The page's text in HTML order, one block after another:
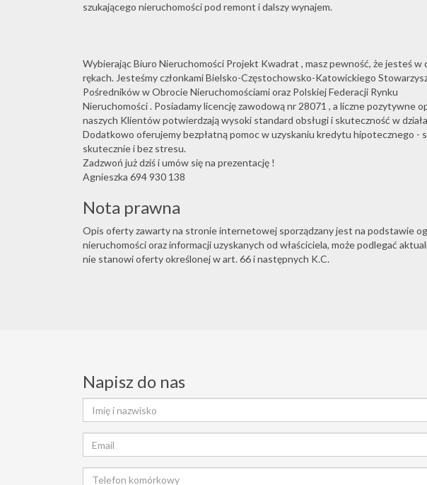
szukającego nieruchomości pod remont i dalszy wynajem.
Wybierając Biuro Nieruchomości Projekt Kwadrat , masz pewność, że jesteś w
rękach. Jesteśmy członkami Bielsko-Częstochowsko-Katowickiego
Pośredników w Obrocie Nieruchomościami oraz Polskiej Federacji Rynku
Nieruchomości . Posiadamy licencję zawodową nr 28071 , a liczne pozytywne
naszych Klientów potwierdzają wysoki standard obsługi i skuteczność w
Dodatkowo oferujemy bezpłatną pomoc w uzyskaniu kredytu hipotecznego -
skutecznie i bez stresu.
Zadzwoń już dziś i umów się na prezentację !
Agnieszka 694 930 138
Nota prawna
Opis oferty zawarty na stronie internetowej sporządzany jest na podstawie
nieruchomości oraz informacji uzyskanych od właściciela, może podlegać
nie stanowi oferty określonej w art. 66 i następnych K.C.
Napisz do nas